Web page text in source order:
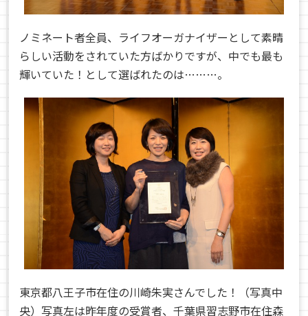
ノミネート者全員、ライフオーガナイザーとして素晴
らしい活動をされていた方ばかりですが、中でも最も
輝いていた！として選ばれたのは………。
東京都八王子市在住の川崎朱実さんでした！（写真中
央）写真左は昨年度の受賞者、千葉県習志野市在住森